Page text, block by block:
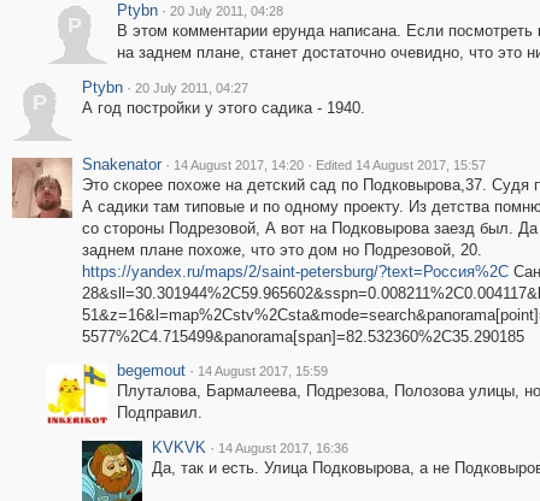
P
Ptybn · 20 July 2011, 04:28
В этом комментарии ерунда написана. Если посмотреть
на заднем плане, станет достаточно очевидно, что это
P
Ptybn · 20 July 2011, 04:27
А год постройки у этого садика - 1940.
Snakenator · 14 August 2017, 14:20 · Edited 14 August 2017, 15:57
Это скорее похоже на детский сад по Подковырова,37.
А садики там типовые и по одному проекту. Из детства
со стороны Подрезовой, А вот на Подковырова заезд был.
заднем плане похоже, что это дом но Подрезовой, 20.
https://yandex.ru/maps/2/saint-petersburg/?text=Россия%2C
5577%2C4.715499&panorama[span]=82.532360%2C35.290185
begemout · 14 August 2017, 15:59
Плуталова, Бармалеева, Подрезова, Полозова улицы,
Подправил.
KVKVK · 14 August 2017, 16:36
Да, так и есть. Улица Подковырова, а не